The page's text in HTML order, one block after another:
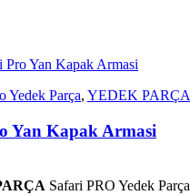
Yedek Parça, YEDEK PARÇA
Yan Kapak Armasi
Safari PRO Yedek Parça